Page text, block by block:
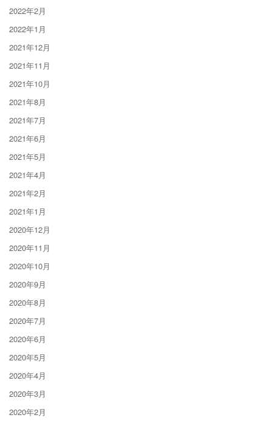
2022年2月
2022年1月
2021年12月
2021年11月
2021年10月
2021年8月
2021年7月
2021年6月
2021年5月
2021年4月
2021年2月
2021年1月
2020年12月
2020年11月
2020年10月
2020年9月
2020年8月
2020年7月
2020年6月
2020年5月
2020年4月
2020年3月
2020年2月